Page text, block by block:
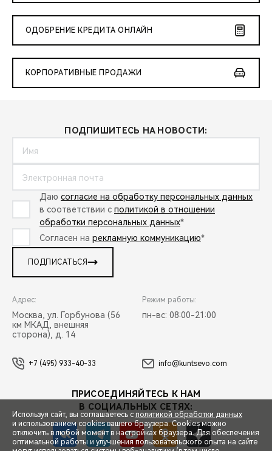
ОДОБРЕНИЕ КРЕДИТА ОНЛАЙН
КОРПОРАТИВНЫЕ ПРОДАЖИ
ПОДПИШИТЕСЬ НА НОВОСТИ:
Даю согласие на обработку персональных данных
в соответствии с политикой в отношении
обработки персональных данных*
Согласен на рекламную коммуникацию*
ПОДПИСАТЬСЯ
Адрес:
Москва, ул. Горбунова (56
км МКАД, внешняя
сторона), д. 14
Режим работы:
пн-вс: 08:00-21:00
+7 (495) 933-40-33 info@kuntsevo.com
ПРИСОЕДИНЯЙТЕСЬ К НАМ
В СОЦИАЛЬНЫХ СЕТЯХ:
Используя сайт, вы соглашаетесь с политикой обработки данных
и использованием cookies вашего браузера. Cookies можно
отключить в любой момент в настройках браузера. Для обеспечения
оптимальной работы и улучшения пользовательского опыта на сайте